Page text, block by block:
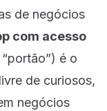
de negócios
com acesso
é o
de curiosos,
negócios